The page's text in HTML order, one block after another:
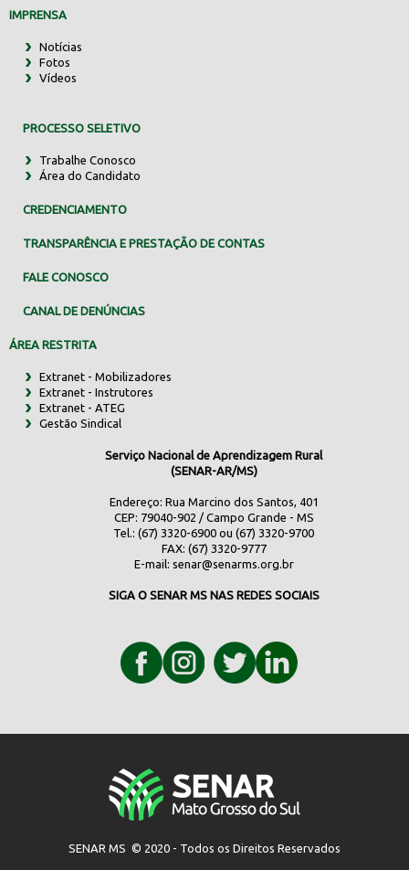
IMPRENSA
Notícias
Fotos
Vídeos
PROCESSO SELETIVO
Trabalhe Conosco
Área do Candidato
CREDENCIAMENTO
TRANSPARÊNCIA E PRESTAÇÃO DE CONTAS
FALE CONOSCO
CANAL DE DENÚNCIAS
ÁREA RESTRITA
Extranet - Mobilizadores
Extranet - Instrutores
Extranet - ATEG
Gestão Sindical
Serviço Nacional de Aprendizagem Rural
(SENAR-AR/MS)
Endereço: Rua Marcino dos Santos, 401
CEP: 79040-902 / Campo Grande - MS
Tel.: (67) 3320-6900 ou (67) 3320-9700
FAX: (67) 3320-9777
E-mail: senar@senarms.org.br
SIGA O SENAR MS NAS REDES SOCIAIS
SENAR MS © 2020 - Todos os Direitos Reservados